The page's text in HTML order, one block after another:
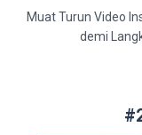
Muat Turun Video
demi